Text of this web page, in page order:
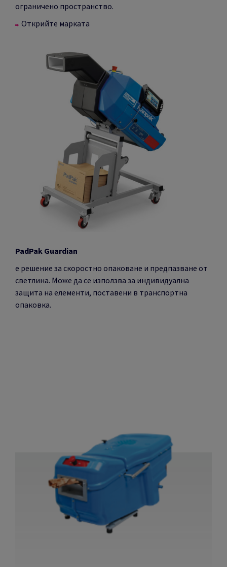
ограничено пространство.
Открийте марката
PadPak Guardian
е решение за скоростно опаковане и предпазване от
светлина. Може да се използва за индивидуална
защита на елементи, поставени в транспортна
опаковка.